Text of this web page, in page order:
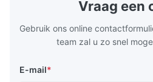
boring for multi-process
Vraag een
Gebruik ons online
team zal u zo snel
E-mail*